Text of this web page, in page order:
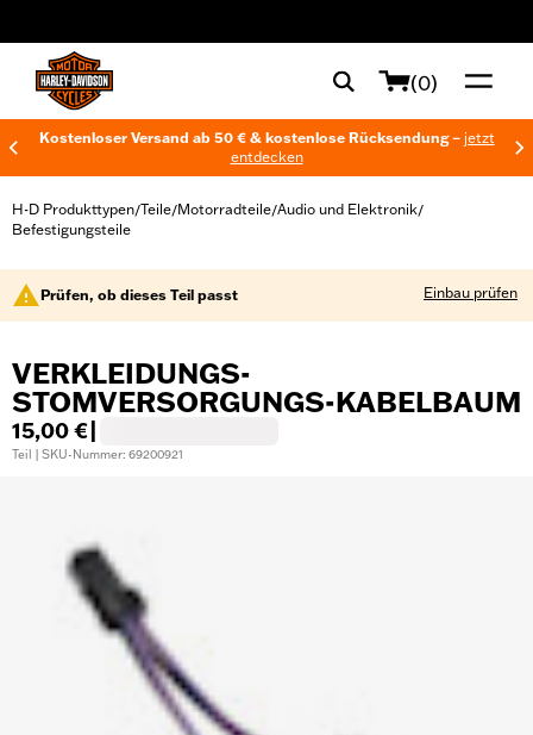
(0)
Kostenloser Versand ab 50 € & kostenlose Rücksendung – jetzt
entdecken
H-D Produkttypen/Teile/Motorradteile/Audio und Elektronik/
Befestigungsteile
Prüfen, ob dieses Teil passt Einbau prüfen
VERKLEIDUNGS-
STOMVERSORGUNGS-KABELBAUM
15,00 €
Teil | SKU-Nummer: 69200921